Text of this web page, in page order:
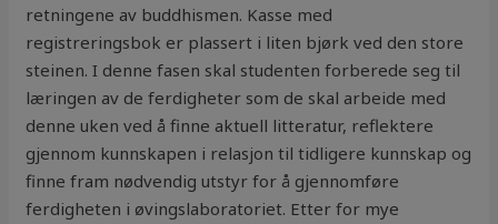
retningene av buddhismen. Kasse med
registreringsbok er plassert i liten bjørk ved den store
steinen. I denne fasen skal studenten forberede seg til
læringen av de ferdigheter som de skal arbeide med
denne uken ved å finne aktuell litteratur, reflektere
gjennom kunnskapen i relasjon til tidligere kunnskap og
finne fram nødvendig utstyr for å gjennomføre
ferdigheten i øvingslaboratoriet. Etter for mye